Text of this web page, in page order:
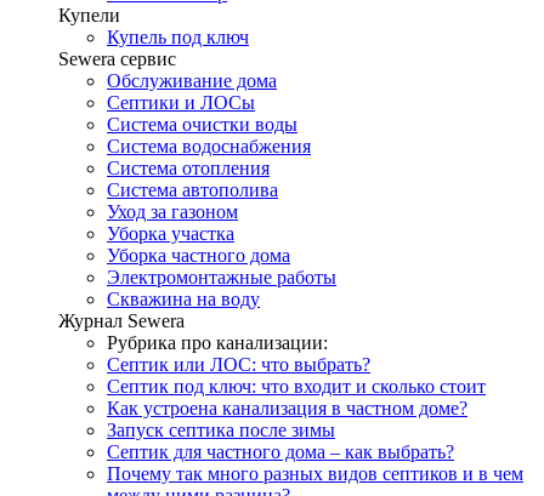
Купели
Купель под ключ
Sewera сервис
Обслуживание дома
Септики и ЛОСы
Система очистки воды
Система водоснабжения
Система отопления
Система автополива
Уход за газоном
Уборка участка
Уборка частного дома
Электромонтажные работы
Скважина на воду
Журнал Sewera
Рубрика про канализации:
Септик или ЛОС: что выбрать?
Септик под ключ: что входит и сколько стоит
Как устроена канализация в частном доме?
Запуск септика после зимы
Септик для частного дома – как выбрать?
Почему так много разных видов септиков и в чем